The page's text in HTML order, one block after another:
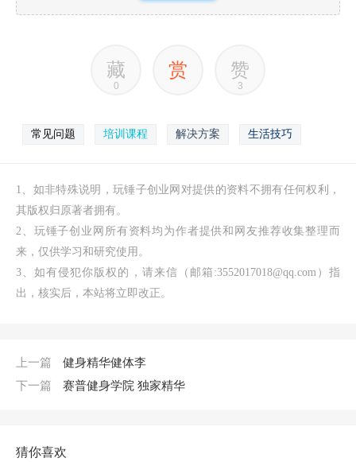
藏
0
赏 赞
3
常见问题 培训课程 解决方案 生活技巧
1、如非特殊说明，玩锤子创业网对提供的资料不拥有任何权利，
其版权归原著者拥有。
2、玩锤子创业网所有资料均为作者提供和网友推荐收集整理而
来，仅供学习和研究使用。
3、如有侵犯你版权的，请来信（邮箱:3552017018@qq.com）指
出，核实后，本站将立即改正。
上一篇
健身精华健体李
下一篇
赛普健身学院 独家精华
猜你喜欢